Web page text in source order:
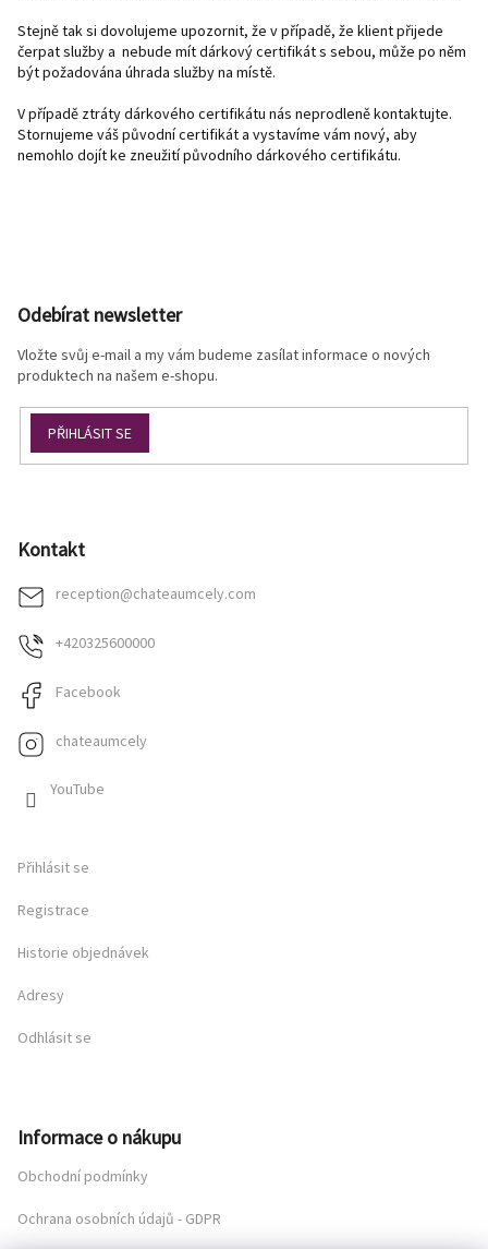
Stejně tak si dovolujeme upozornit, že v případě, že klient přijede
čerpat služby a nebude mít dárkový certifikát s sebou, může po něm
být požadována úhrada služby na místě.
V případě ztráty dárkového certifikátu nás neprodleně kontaktujte.
Stornujeme váš původní certifikát a vystavíme vám nový, aby
nemohlo dojít ke zneužití původního dárkového certifikátu.
Odebírat newsletter
Vložte svůj e-mail a my vám budeme zasílat informace o nových
produktech na našem e-shopu.
PŘIHLÁSIT SE
Kontakt
reception@chateaumcely.com
+420325600000
Facebook
chateaumcely
YouTube
Přihlásit se
Registrace
Historie objednávek
Adresy
Odhlásit se
Informace o nákupu
Obchodní podmínky
Ochrana osobních údajů - GDPR